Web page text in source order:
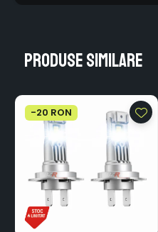
Produse similare
-20 RON